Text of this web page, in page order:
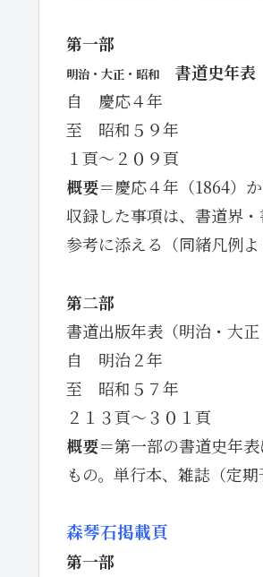
第一部
明治・大正・昭和
書道史年表
自 慶応４年
至 昭和５９年
１頁～２０９頁
概要＝慶応４年（1864）
収録した事項は、書道界
参考に添える（同緒凡例よ
第二部
書道出版年表（明治・大正
自 明治２年
至 昭和５７年
２１３頁～３０１頁
概要＝第一部の書道史年
もの。単行本、雑誌（定
森琴石掲載頁
第一部